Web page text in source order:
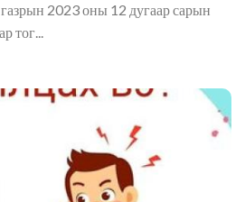
2023 оны 12 дугаар сарын
тог...